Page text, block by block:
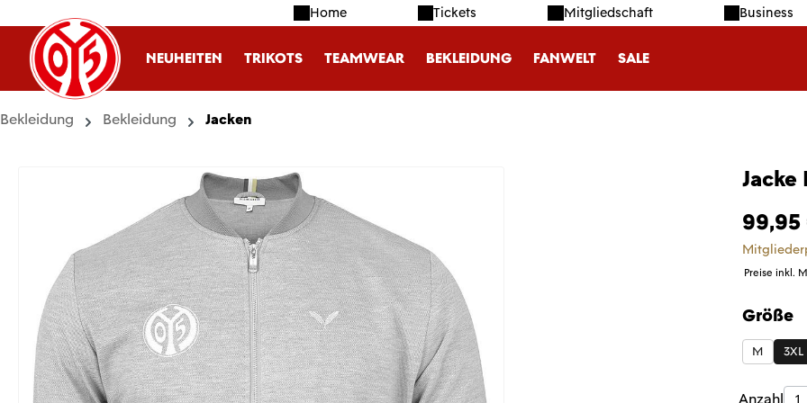
Hauptinhalt springen
Zur Suche springen
Zur Hauptnavigation springen Home Tickets Mitgliedschaft Business
NEUHEITEN TRIKOTS TEAMWEAR BEKLEIDUNG FANWELT SALE
Bekleidung Bekleidung Jacken
99,95
Preise inkl.
Größe
M 3XL
Anzahl